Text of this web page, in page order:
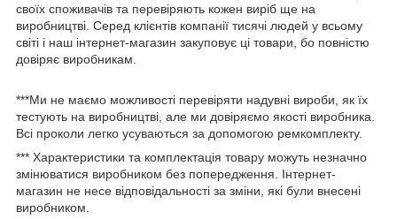
своїх споживачів та перевіряють кожен виріб ще на
виробництві. Серед клієнтів компанії тисячі людей у ​​всьому
світі і наш інтернет-магазин закуповує ці товари, бо повністю
довіряє виробникам.
***Ми не маємо можливості перевіряти надувні вироби, як їх
тестують на виробництві, але ми довіряємо якості виробника.
Всі проколи легко усуваються за допомогою ремкомплекту.
*** Характеристики та комплектація товару можуть незначно
змінюватися виробником без попередження. Інтернет-
магазин не несе відповідальності за зміни, які були внесені
виробником.